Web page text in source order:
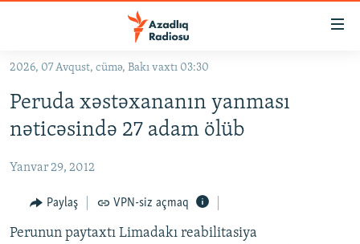
Əsas
qayıt
Əsas
qayıt
#ƏSLINDƏ
FƏRQƏ BAX
QANUNI DOĞRU
2026, 07 Avqust, cümə, Bakı vaxtı 03:30
Peruda xəstəxananın yanması
nəticəsində 27 adam ölüb
Yanvar 29, 2012
Paylaş VPN-siz açmaq
Perunun paytaxtı Limadakı reabilitasiya